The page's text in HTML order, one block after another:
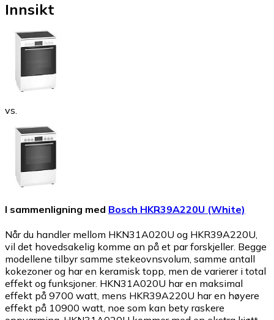
Innsikt
vs.
I sammenligning med Bosch HKR39A220U (White)
Når du handler mellom HKN31A020U og HKR39A220U,
vil det hovedsakelig komme an på et par forskjeller. Begge
modellene tilbyr samme stekeovnsvolum, samme antall
kokezoner og har en keramisk topp, men de varierer i total
effekt og funksjoner. HKN31A020U har en maksimal
effekt på 9700 watt, mens HKR39A220U har en høyere
effekt på 10900 watt, noe som kan bety raskere